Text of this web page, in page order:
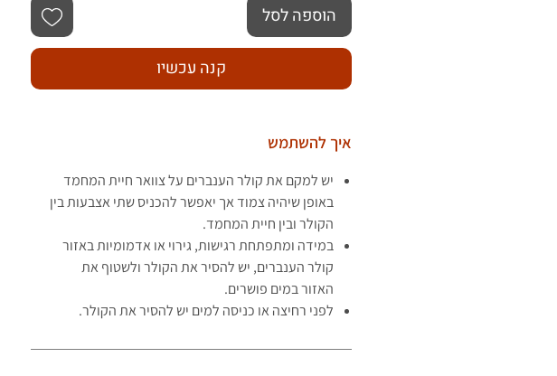
הוספה לסל
קנה עכשיו
איך להשתמש
יש למקם את קולר הענברים על צוואר חיית המחמד
באופן שיהיה צמוד אך יאפשר להכניס שתי אצבעות בין
הקולר ובין חיית המחמד.
במידה ומתפתחת רגישות, גירוי או אדמומיות באזור
קולר הענברים, יש להסיר את הקולר ולשטוף את
האזור במים פושרים.
לפני רחיצה או כניסה למים יש להסיר את הקולר.